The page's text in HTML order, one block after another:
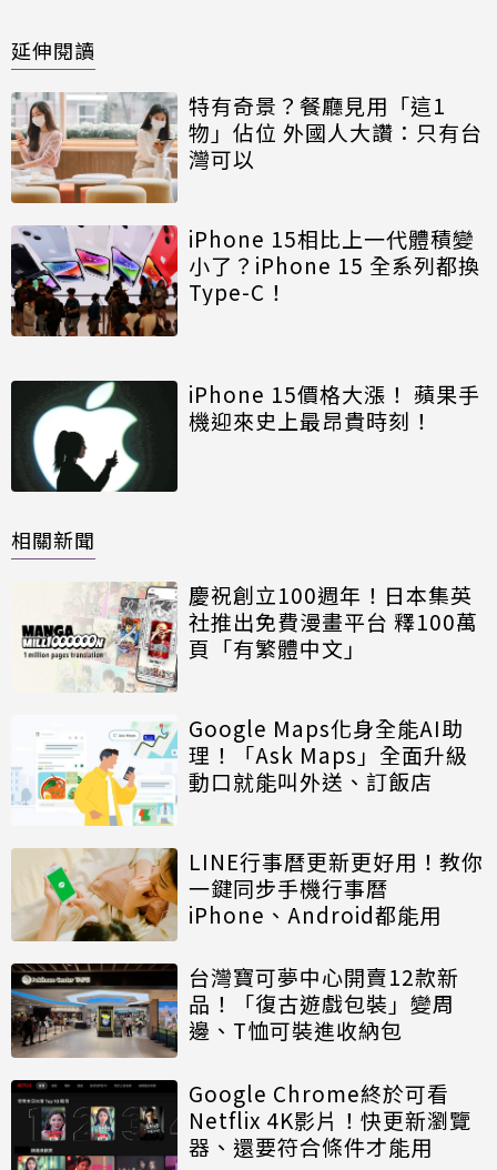
延伸閱讀
特有奇景？餐廳見用「這1
物」佔位 外國人大讚：只有台
灣可以
iPhone 15相比上一代體積變
小了？iPhone 15 全系列都換
Type-C！
iPhone 15價格大漲！ 蘋果手
機迎來史上最昂貴時刻！
相關新聞
慶祝創立100週年！日本集英
社推出免費漫畫平台 釋100萬
頁「有繁體中文」
Google Maps化身全能AI助
理！「Ask Maps」全面升級
動口就能叫外送、訂飯店
LINE行事曆更新更好用！教你
一鍵同步手機行事曆
iPhone、Android都能用
台灣寶可夢中心開賣12款新
品！「復古遊戲包裝」變周
邊、T恤可裝進收納包
Google Chrome終於可看
Netflix 4K影片！快更新瀏覽
器、還要符合條件才能用